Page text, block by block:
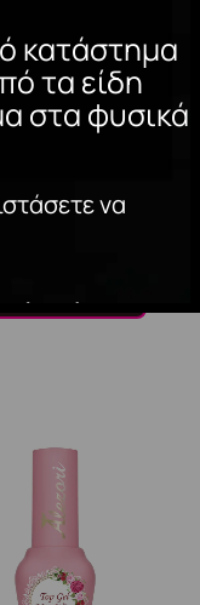
κατάστημα
τα είδη
στα φυσικά
να
€